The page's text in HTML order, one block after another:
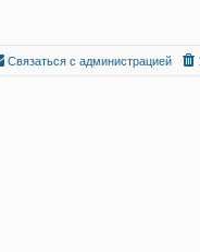
Связаться с администрацией